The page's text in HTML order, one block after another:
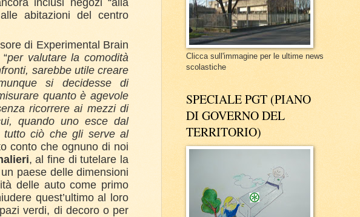
inclusi negozi “alla
abitazioni del centro
di Experimental Brain
per valutare la comodità
sarebbe utile creare
si decidesse di
quanto è agevole
ricorrere ai mezzi di
quando uno esce dal
tutto ciò che gli serve al
conto che ognuno di noi
, al fine di tutelare la
paese delle dimensioni
delle auto come primo
quest’ultimo al loro
verdi, di decoro o per
Clicca sull'immagine per le ultime news
scolastiche
SPECIALE PGT (PIANO
DI GOVERNO DEL
TERRITORIO)